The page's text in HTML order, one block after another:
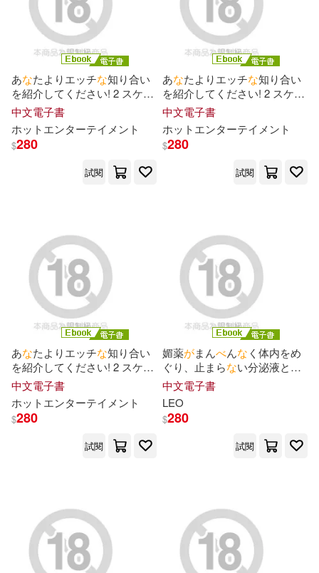
あなたよりエッチな知り合い
を紹介してください! 2 スケベ
な子の友達はヤリマンのハズ!
誰 が 見ても何度ヤってもエロ
い“す べらない女子”をハメ倒
す! Episode.03 (電子書)
中文電子書
ホットエンターテイメント
$280
試閱
あなたよりエッチな知り合い
を紹介してください! 2 スケベ
な子の友達はヤリマンのハズ!
誰 が 見ても何度ヤってもエロ
い“す べらない女子”をハメ倒
す! Episode.02 (電子書)
中文電子書
ホットエンターテイメント
$280
試閱
あなたよりエッチな知り合い
を紹介してください! 2 スケベ
な子の友達はヤリマンのハズ!
誰 が 見ても何度ヤってもエロ
い“す べらない女子”をハメ倒
す! Episode.01 (電子書)
中文電子書
ホットエンターテイメント
$280
試閱
媚薬がまんべんな く体内をめ
ぐり、止まらない分泌液と感
じまくる肥大クリ
っ!!制御不能のシースルーオイ
ルスキンマッサージ
Episode.03 (電子書)
中文電子書
LEO
$280
試閱